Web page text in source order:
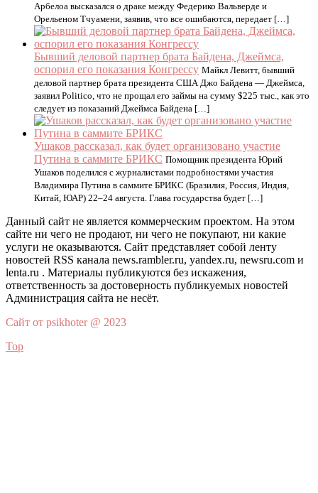
Арбелоа высказался о драке между Федерико Вальверде и
Орельеном Тчуамени, заявив, что все ошибаются, передает […]
Бывший деловой партнер брата Байдена, Джеймса,
оспорил его показания Конгрессу Майкл Левитт, бывший
деловой партнер брата президента США Джо Байдена — Джеймса,
заявил Politico, что не прощал его займы на сумму $225 тыс., как это
следует из показаний Джеймса Байдена […]
Ушаков рассказал, как будет организовано участие
Путина в саммите БРИКС Помощник президента Юрий
Ушаков поделился с журналистами подробностями участия
Владимира Путина в саммите БРИКС (Бразилия, Россия, Индия,
Китай, ЮАР) 22–24 августа. Глава государства будет […]
Данный сайт не является коммерческим проектом. На этом
сайте ни чего не продают, ни чего не покупают, ни какие
услуги не оказываются. Сайт представляет собой ленту
новостей RSS канала news.rambler.ru, yandex.ru, newsru.com и
lenta.ru . Материалы публикуются без искажения,
ответственность за достоверность публикуемых новостей
Администрация сайта не несёт.
Сайт от psikhoter @ 2023
Top